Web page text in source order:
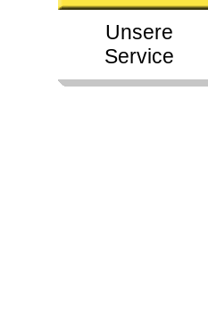
Unsere
Service